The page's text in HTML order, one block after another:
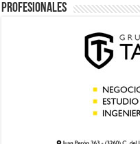
Profesionales